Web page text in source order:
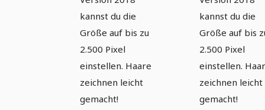
kannst du die
Größe auf bis zu
2.500 Pixel
einstellen. Haare
zeichnen leicht
gemacht!
kannst du die
Größe auf bis
2.500 Pixel
einstellen.
zeichnen leicht
gemacht!